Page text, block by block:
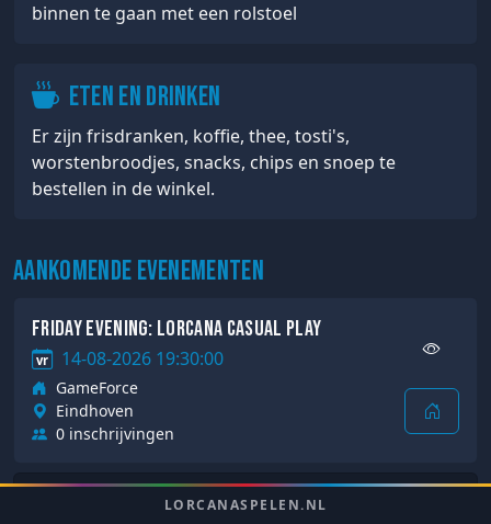
binnen te gaan met een rolstoel
Eten en drinken
Er zijn frisdranken, koffie, thee, tosti's,
worstenbroodjes, snacks, chips en snoep te
bestellen in de winkel.
Aankomende evenementen
Friday Evening: Lorcana Casual Play
vr 14-08-2026 19:30:00
GameForce
Eindhoven
0 inschrijvingen
Friday Evening: Lorcana Casual Play
LORCANASPELEN.NL